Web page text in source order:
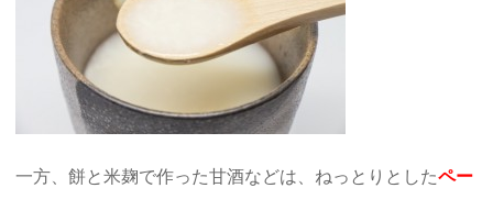
一方、餅と米麹で作った甘酒などは、ねっとりとしたペー